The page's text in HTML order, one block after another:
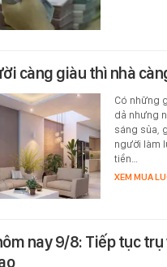
càng giàu thì nhà
Có những
dả nhưng
sáng sủa,
người làm
tiền…
XEM MUA
nay 9/8: Tiếp tục